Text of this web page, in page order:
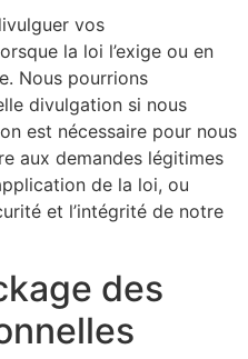
vos
la loi l’exige ou en
Nous pourrions
divulgation si nous
est nécessaire pour nous
aux demandes légitimes
de la loi, ou
et l’intégrité de notre
des